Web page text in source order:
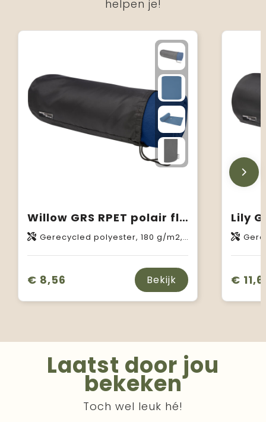
helpen je!
Willow GRS RPET polair fleece deken
Gerecycled polyester, 180 g/m2, 190T van Gerecycled polyester
€ 8,56 Bekijk €
Laatst door jou
bekeken
Toch wel leuk hé!